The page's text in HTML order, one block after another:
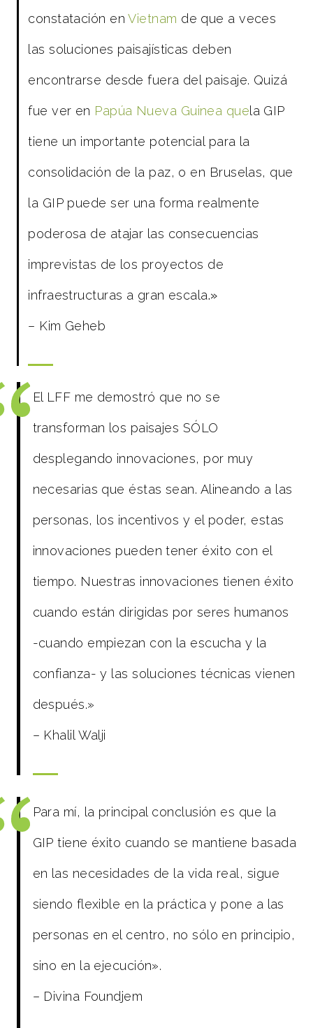
constatación enVietnam de que a veces
las soluciones paisajísticas deben
encontrarse desde fuera del paisaje. Quizá
fue ver en Papúa Nueva Guinea que la GIP
tiene un importante potencial para la
consolidación de la paz, o en Bruselas, que
la GIP puede ser una forma realmente
poderosa de atajar las consecuencias
imprevistas de los proyectos de
infraestructuras a gran escala.»
– Kim Geheb
El LFF me demostró que no se
transforman los paisajes SÓLO
desplegando innovaciones, por muy
necesarias que éstas sean. Alineando a las
personas, los incentivos y el poder, estas
innovaciones pueden tener éxito con el
tiempo. Nuestras innovaciones tienen éxito
cuando están dirigidas por seres humanos
-cuando empiezan con la escucha y la
confianza- y las soluciones técnicas vienen
después.»
– Khalil Walji
Para mí, la principal conclusión es que la
GIP tiene éxito cuando se mantiene basada
en las necesidades de la vida real, sigue
siendo flexible en la práctica y pone a las
personas en el centro, no sólo en principio,
sino en la ejecución».
– Divina Foundjem